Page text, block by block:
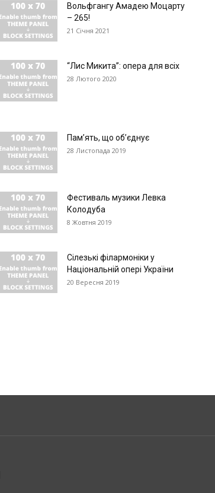
Вольфгангу Амадею Моцарту
– 265!
21 Січня 2021
“Лис Микита”: опера для всіх
28 Лютого 2020
Пам’ять, що об’єднує
28 Листопада 2019
Фестиваль музики Левка
Колодуба
8 Жовтня 2019
Cілезькі філармоніки у
Національній опері України
20 Вересня 2019